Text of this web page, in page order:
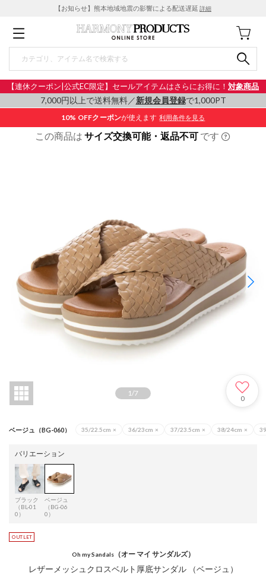
【お知らせ】熊本地域地震の影響による配送遅延 詳細
【連休クーポン|公式EC限定】セールアイテムはさらにお得に！ 対象商品
7,000円以上で送料無料／新規会員登録で1,000PT
10% OFFクーポンが使えます 利用条件を見る
この商品は サイズ交換可能・返品不可 です
1/7
0
ベージュ（BG-060） 35/22.5cm × 36/23cm × 37/23.5cm × 38/24cm ×
バリエーション
ブラック
（BL-01
0）
ベージュ
（BG-06
0）
Oh my Sandals（オー マイ サンダルズ）
レザーメッシュクロスベルト厚底サンダル （ベージュ）